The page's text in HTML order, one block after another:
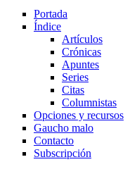
Portada
Índice
Artículos
Crónicas
Apuntes
Series
Citas
Columnistas
Opciones y recursos
Gaucho malo
Contacto
Subscripción